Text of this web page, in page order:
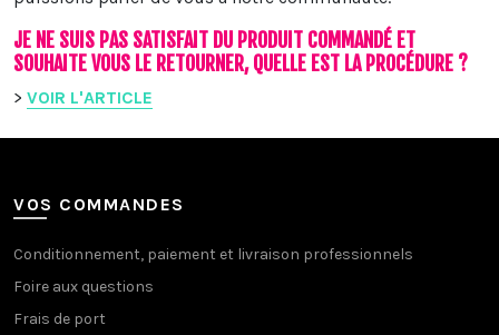
JE NE SUIS PAS SATISFAIT DU PRODUIT COMMANDÉ ET
SOUHAITE VOUS LE RETOURNER, QUELLE EST LA PROCÉDURE ?
> VOIR L'ARTICLE
VOS COMMANDES
Conditionnement, paiement et livraison professionnels
Foire aux questions
Frais de port